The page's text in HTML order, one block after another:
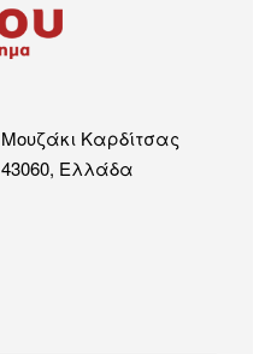
Μουζάκι Καρδίτσας
43060, Ελλάδα